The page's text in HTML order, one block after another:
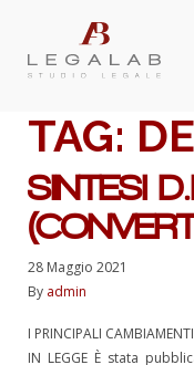
TAG:
SINTESI
28 Maggio 2021
By admin
I PRINCIPALI
IN LEGGE È stata